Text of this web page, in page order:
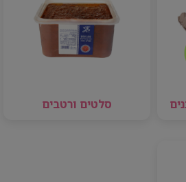
סלטים ורטבים